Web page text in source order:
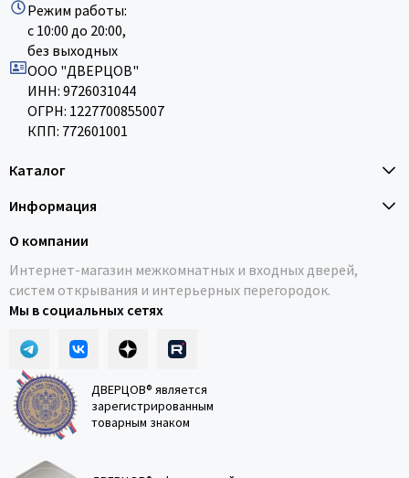
Режим работы:
с 10:00 до 20:00,
без выходных
ООО "ДВЕРЦОВ"
ИНН: 9726031044
ОГРН: 1227700855007
КПП: 772601001
Каталог
Информация
О компании
Интернет-магазин межкомнатных и входных дверей,
систем открывания и интерьерных перегородок.
Мы в социальных сетях
ДВЕРЦОВ® является
зарегистрированным
товарным знаком